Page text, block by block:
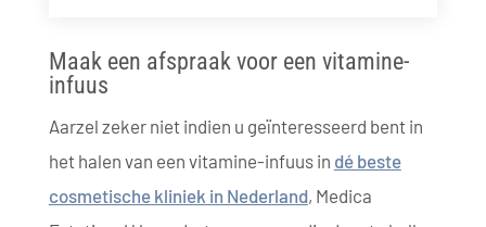
Maak een afspraak voor een vitamine-
infuus
Aarzel zeker niet indien u geïnteresseerd bent in
het halen van een vitamine-infuus in dé beste
cosmetische kliniek in Nederland, Medica